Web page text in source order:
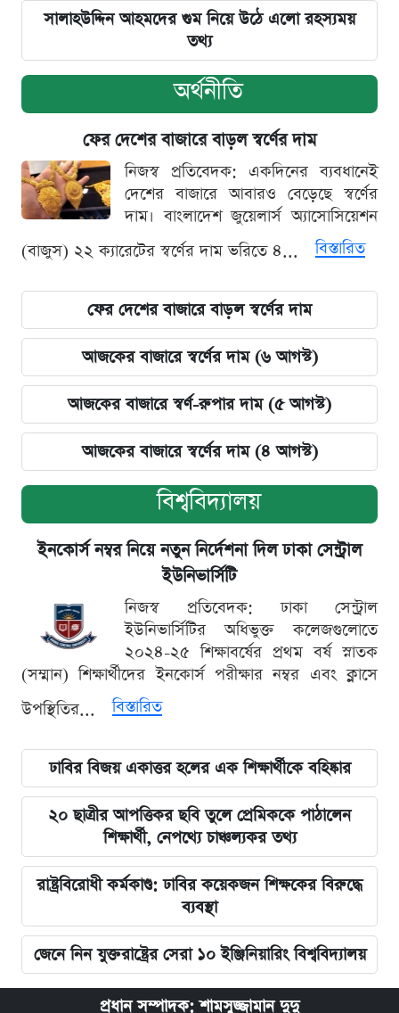
সালাহউদ্দিন আহমদের গুম নিয়ে উঠে এলো রহস্যময়
তথ্য
অর্থনীতি
ফের দেশের বাজারে বাড়ল স্বর্ণের দাম
নিজস্ব প্রতিবেদক: একদিনের ব্যবধানেই
দেশের বাজারে আবারও বেড়েছে স্বর্ণের
দাম। বাংলাদেশ জুয়েলার্স অ্যাসোসিয়েশন
(বাজুস) ২২ ক্যারেটের স্বর্ণের দাম ভরিতে ৪...
বিস্তারিত
ফের দেশের বাজারে বাড়ল স্বর্ণের দাম
আজকের বাজারে স্বর্ণের দাম (৬ আগস্ট)
আজকের বাজারে স্বর্ণ-রুপার দাম (৫ আগস্ট)
আজকের বাজারে স্বর্ণের দাম (৪ আগস্ট)
বিশ্ববিদ্যালয়
ইনকোর্স নম্বর নিয়ে নতুন নির্দেশনা দিল ঢাকা সেন্ট্রাল
ইউনিভার্সিটি
নিজস্ব প্রতিবেদক: ঢাকা সেন্ট্রাল
ইউনিভার্সিটির অধিভুক্ত কলেজগুলোতে
২০২৪-২৫ শিক্ষাবর্ষের প্রথম বর্ষ স্নাতক
(সম্মান) শিক্ষার্থীদের ইনকোর্স পরীক্ষার নম্বর এবং ক্লাসে
উপস্থিতির...
বিস্তারিত
ঢাবির বিজয় একাত্তর হলের এক শিক্ষার্থীকে বহিষ্কার
২০ ছাত্রীর আপত্তিকর ছবি তুলে প্রেমিককে পাঠালেন
শিক্ষার্থী, নেপথ্যে চাঞ্চল্যকর তথ্য
রাষ্ট্রবিরোধী কর্মকাণ্ড: ঢাবির কয়েকজন শিক্ষকের বিরুদ্ধে
ব্যবস্থা
জেনে নিন যুক্তরাষ্ট্রের সেরা ১০ ইঞ্জিনিয়ারিং বিশ্ববিদ্যালয়
প্রধান সম্পাদক: শামসুজ্জামান দুদু